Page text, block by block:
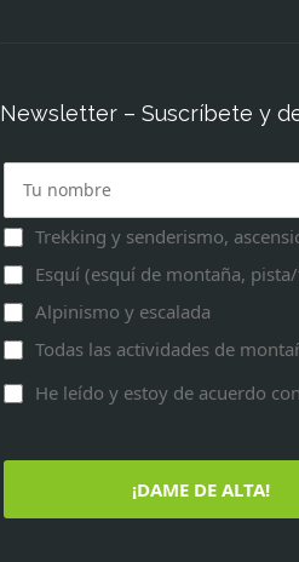
Newsletter – Suscríbete y
Trekking y senderismo,
Esquí (esquí de montaña,
Alpinismo y escalada
Todas las actividades de
He leído y estoy de acuerdo
¡DAME DE ALTA!